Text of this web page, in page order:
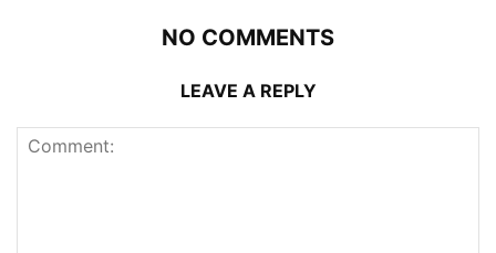
NO COMMENTS
LEAVE A REPLY